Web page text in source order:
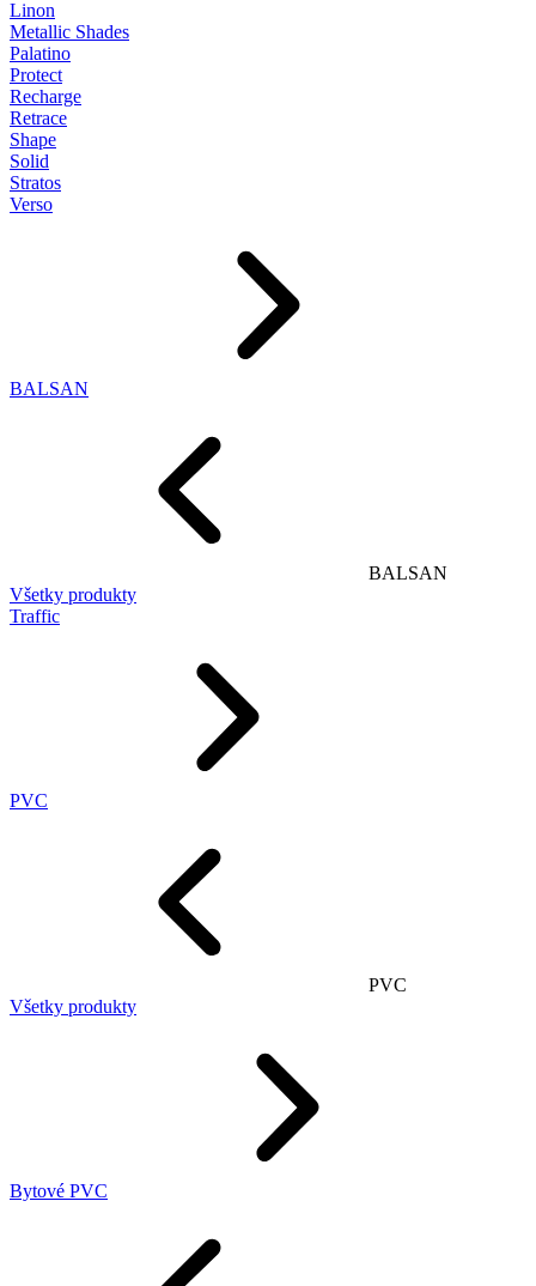
Linon
Metallic Shades
Palatino
Protect
Recharge
Retrace
Shape
Solid
Stratos
Verso
BALSAN
BALSAN
Všetky produkty
Traffic
PVC
PVC
Všetky produkty
Bytové PVC